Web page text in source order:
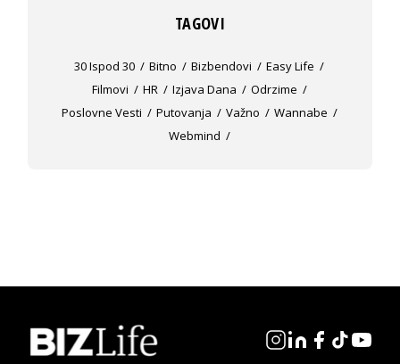
TAGOVI
30 Ispod 30 Bitno Bizbendovi
Easy Life
Filmovi
HR Izjava Dana
Odrzime
Poslovne Vesti
Putovanja Važno
Wannabe
Webmind